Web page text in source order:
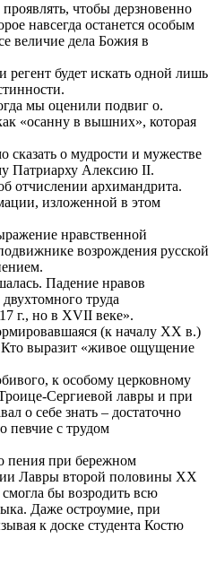
чтобы дерзновенно
навсегда останется особым
величие дела Божия в
регент будет искать одной лишь
мы оценили подвиг о.
«осанну в вышних», которая
о мудрости и мужестве
Патриарху Алексию II.
отчислении архимандрита.
изложенной в этом
нравственной
возрождения русской
Падение нравов
труда
г., но в ХVII веке».
(к началу ХХ в.)
Кто выразит «живое ощущение
к особому церковному
Сергиевой лавры и при
о себе знать – достаточно
певчие с трудом
пения при бережном
Лавры второй половины ХХ
бы возродить всю
Даже остроумие, при
к доске студента Костю